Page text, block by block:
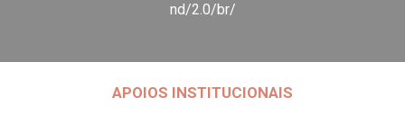
nd/2.0/br/
APOIOS INSTITUCIONAIS